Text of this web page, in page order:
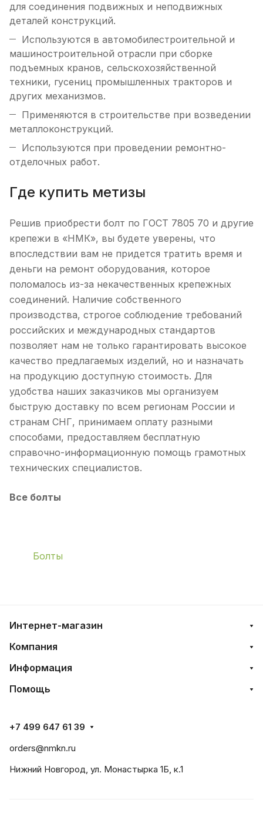
для соединения подвижных и неподвижных
деталей конструкций.
Используются в автомобилестроительной и
машиностроительной отрасли при сборке
подъемных кранов, сельскохозяйственной
техники, гусениц промышленных тракторов и
других механизмов.
Применяются в строительстве при возведении
металлоконструкций.
Используются при проведении ремонтно-
отделочных работ.
Где купить метизы
Решив приобрести болт по ГОСТ 7805 70 и другие
крепежи в «НМК», вы будете уверены, что
впоследствии вам не придется тратить время и
деньги на ремонт оборудования, которое
поломалось из-за некачественных крепежных
соединений. Наличие собственного
производства, строгое соблюдение требований
российских и международных стандартов
позволяет нам не только гарантировать высокое
качество предлагаемых изделий, но и назначать
на продукцию доступную стоимость. Для
удобства наших заказчиков мы организуем
быструю доставку по всем регионам России и
странам СНГ, принимаем оплату разными
способами, предоставляем бесплатную
справочно-информационную помощь грамотных
технических специалистов.
Все болты
Болты
Интернет-магазин
Компания
Информация
Помощь
+7 499 647 61 39
orders@nmkn.ru
Нижний Новгород, ул. Монастырка 1Б, к.1